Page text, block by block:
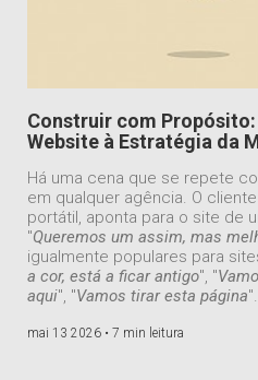
Construir com
Website à Estratégia da
Há uma cena que se repete
em qualquer agência. O
portátil, aponta para o site de
"Queremos um assim, mas
igualmente populares para
a cor, está a ficar antigo", "
aqui", "Vamos tirar esta página".
mai 13 2026 • 7 min leitura